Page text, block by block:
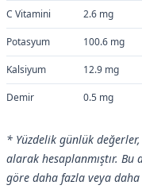
C Vitamini 2.6 mg
Potasyum 100.6 mg
Kalsiyum 12.9 mg
Demir 0.5 mg
* Yüzdelik günlük
alarak hesaplanmıştır. Bu
göre daha fazla veya